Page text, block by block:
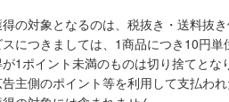
の対象となるのは、税抜き・送料抜き
につきましては、1商品につき10円単
1ポイント未満のものは切り捨てとな
主側のポイント等を利用して支払わ